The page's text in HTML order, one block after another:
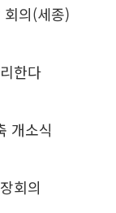
의(세종)
한다
개소식
회의